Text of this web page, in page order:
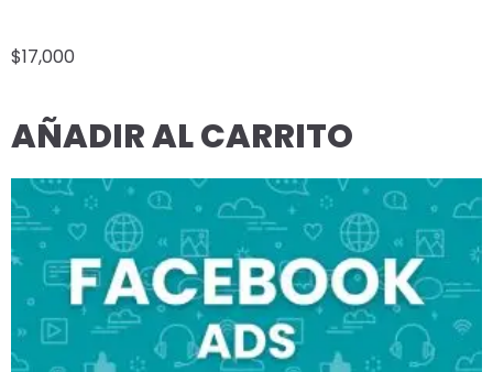
$17,000
AÑADIR AL CARRITO